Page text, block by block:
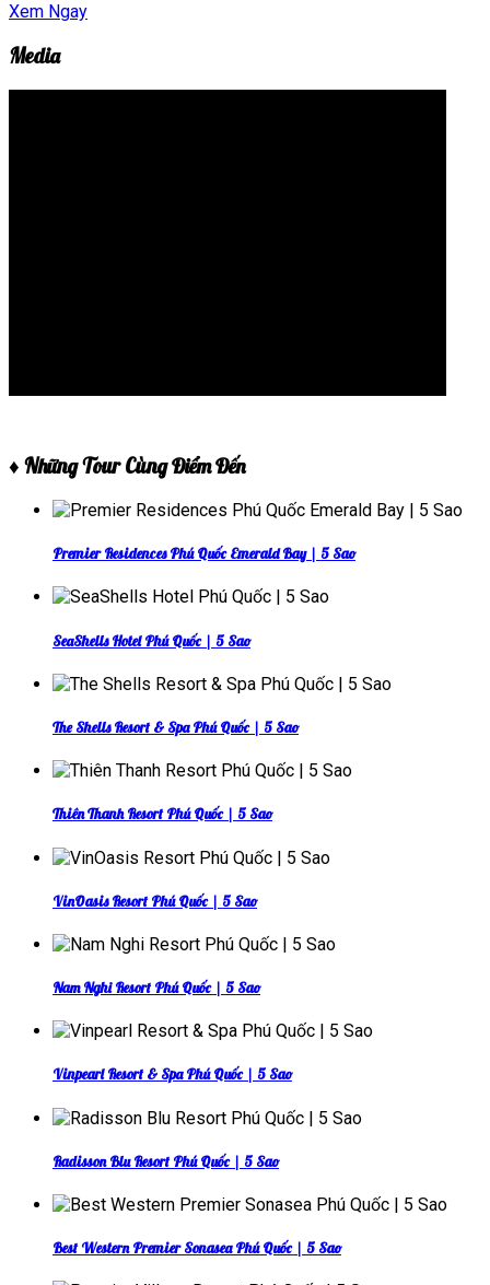
Xem Ngay
Media
♦ Những Tour Cùng Điểm Đến
Premier Residences Phú Quốc Emerald Bay | 5 Sao
SeaShells Hotel Phú Quốc | 5 Sao
The Shells Resort & Spa Phú Quốc | 5 Sao
Thiên Thanh Resort Phú Quốc | 5 Sao
VinOasis Resort Phú Quốc | 5 Sao
Nam Nghi Resort Phú Quốc | 5 Sao
Vinpearl Resort & Spa Phú Quốc | 5 Sao
Radisson Blu Resort Phú Quốc | 5 Sao
Best Western Premier Sonasea Phú Quốc | 5 Sao